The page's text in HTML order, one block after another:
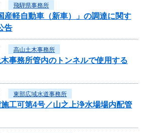
飛騨県事務所
産軽自動車（新車）」の調達に関す
告
高山土木事務所
事務所管内のトンネルで使用する
東部広域水道事務所
施工可第4号／山之上浄水場場内配管